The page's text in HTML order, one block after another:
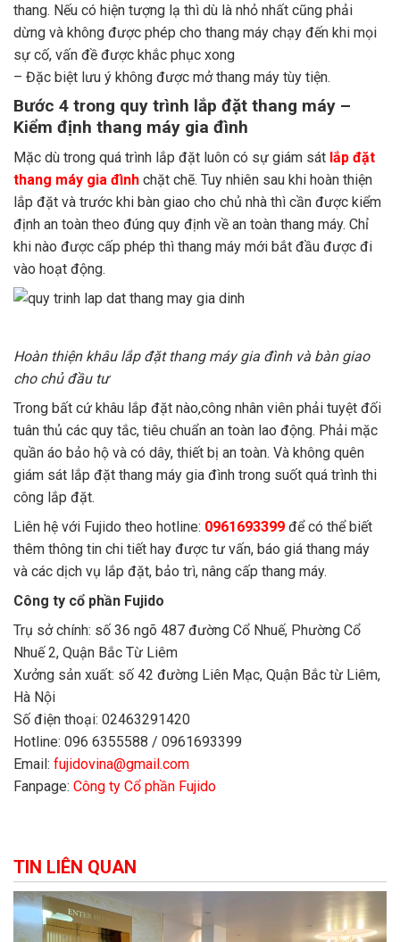
thang. Nếu có hiện tượng lạ thì dù là nhỏ nhất cũng phải
dừng và không được phép cho thang máy chạy đến khi mọi
sự cố, vấn đề được khắc phục xong
– Đặc biệt lưu ý không được mở thang máy tùy tiện.
Bước 4 trong quy trình lắp đặt thang máy –
Kiểm định thang máy gia đình
Mặc dù trong quá trình lắp đặt luôn có sự giám sát lắp đặt
thang máy gia đình chặt chẽ. Tuy nhiên sau khi hoàn thiện
lắp đặt và trước khi bàn giao cho chủ nhà thì cần được kiểm
định an toàn theo đúng quy định về an toàn thang máy. Chỉ
khi nào được cấp phép thì thang máy mới bắt đầu được đi
vào hoạt động.
Hoàn thiện khâu lắp đặt thang máy gia đình và bàn giao
cho chủ đầu tư
Trong bất cứ khâu lắp đặt nào,công nhân viên phải tuyệt đối
tuân thủ các quy tắc, tiêu chuẩn an toàn lao động. Phải mặc
quần áo bảo hộ và có dây, thiết bị an toàn. Và không quên
giám sát lắp đặt thang máy gia đình trong suốt quá trình thi
công lắp đặt.
Liên hệ với Fujido theo hotline: 0961693399 để có thể biết
thêm thông tin chi tiết hay được tư vấn, báo giá thang máy
và các dịch vụ lắp đặt, bảo trì, nâng cấp thang máy.
Công ty cổ phần Fujido
Trụ sở chính: số 36 ngõ 487 đường Cổ Nhuế, Phường Cổ
Nhuế 2, Quận Bắc Từ Liêm
Xưởng sản xuất: số 42 đường Liên Mạc, Quận Bắc từ Liêm,
Hà Nội
Số điện thoại: 02463291420
Hotline: 096 6355588 / 0961693399
Email: fujidovina@gmail.com
Fanpage: Công ty Cổ phần Fujido
TIN LIÊN QUAN